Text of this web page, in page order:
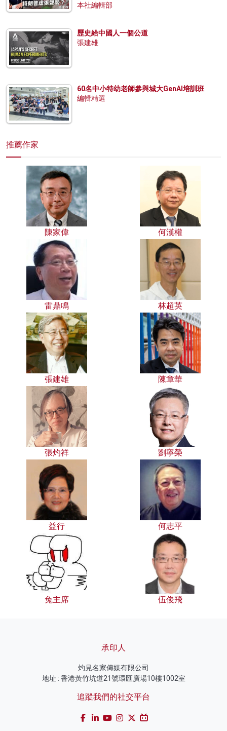
本社編輯部
歷史給中國人一個公道
張建雄
60名中小特幼老師參與城大GenAI培訓班
編輯精選
推薦作家
陳家偉 何漢權
雷鼎鳴 林超英
張建雄 陳章華
張灼祥 劉寧榮
益行 何志平
兔主席 伍俊飛
承印人
灼見名家傳媒有限公司
地址 : 香港黃竹坑道21號環匯廣場10樓1002室
追蹤我們的社交平台